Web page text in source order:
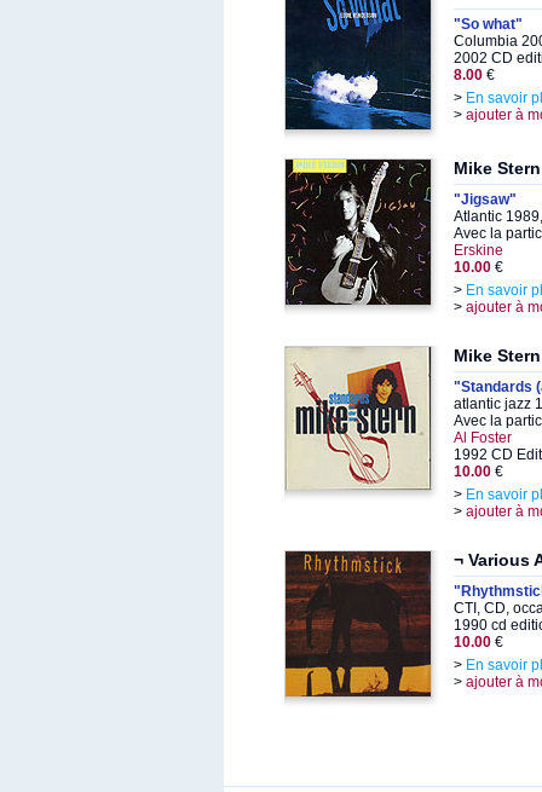
"So what"
Columbia
2002 CD
8.00 €
> En savoir
> ajouter à
Mike Stern
"Jigsaw"
Atlantic
Avec la
Erskine
10.00 €
> En savoir
> ajouter à
Mike Stern
"Standards
atlantic jazz
Avec la
Al Foster
1992 CD
10.00 €
> En savoir
> ajouter à
¬ Various
CTI, CD,
1990 cd
10.00 €
> En savoir
> ajouter à